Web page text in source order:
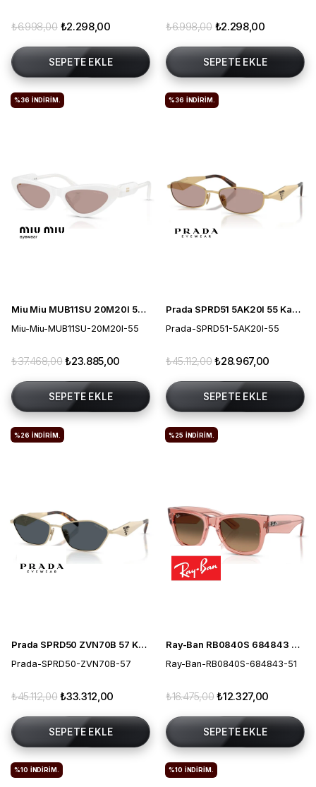
₺2.298,00
₺6.998,00
SEPETE EKLE
₺2.298,00
₺6.998,00
SEPETE EKLE
Miu Miu MUB11SU 20M20I 55 Kadın Güneş Gözlüğü
Miu-Miu-MUB11SU-20M20I-55
₺23.885,00
₺37.468,00
SEPETE EKLE
%36 İNDIRIM.
Prada SPRD51 5AK20I 55 Kadın Güneş Gözlüğü
Prada-SPRD51-5AK20I-55
₺28.967,00
₺45.112,00
SEPETE EKLE
%36 İNDIRIM.
Prada SPRD50 ZVN70B 57 Kadın Güneş Gözlüğü
Prada-SPRD50-ZVN70B-57
₺33.312,00
₺45.112,00
SEPETE EKLE
%26 İNDIRIM.
Ray-Ban RB0840S 684843 51 Mega Wayfarer Unisex Güneş Gözlüğü
Ray-Ban-RB0840S-684843-51
₺12.327,00
₺16.475,00
SEPETE EKLE
%25 İNDIRIM.
%10 İNDIRIM. %10 İNDIRIM.